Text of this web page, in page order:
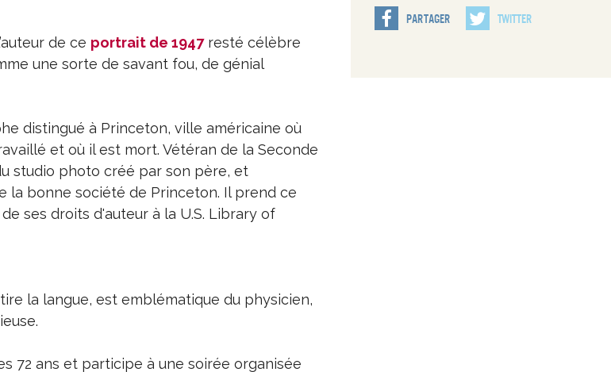
de ce portrait de 1947resté célèbre
une sorte de savant fou, de génial
distingué à Princeton, ville américaine où
et où il est mort. Vétéran de la Seconde
studio photo créé par son père, et
la bonne société de Princeton. Il prend ce
ses droits d'auteur à la U.S. Library of
la langue, est emblématique du physicien,
72 ans et participe à une soirée organisée
Partager Twitter